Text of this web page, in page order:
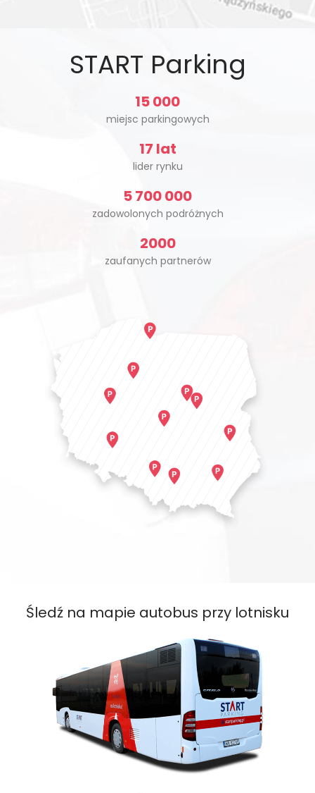
START Parking
15 000
miejsc parkingowych
17 lat
lider rynku
5 700 000
zadowolonych podróżnych
2000
zaufanych partnerów
Śledź na mapie autobus przy lotnisku